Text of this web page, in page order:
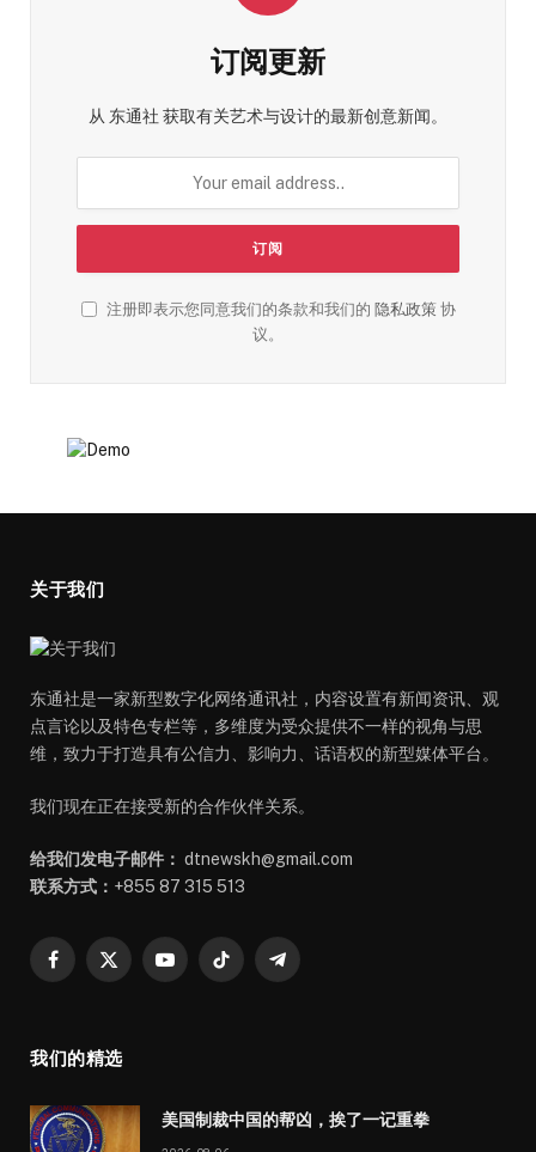
订阅更新
从 东通社 获取有关艺术与设计的最新创意新闻。
注册即表示您同意我们的条款和我们的 隐私政策协
议。
关于我们
东通社是一家新型数字化网络通讯社，内容设置有新闻资讯、观
点言论以及特色专栏等，多维度为受众提供不一样的视角与思
维，致力于打造具有公信力、影响力、话语权的新型媒体平台。
我们现在正在接受新的合作伙伴关系。
给我们发电子邮件： dtnewskh@gmail.com
联系方式： +855 87 315 513
Facebook
X
YouTubeTikTok Telegram
我们的精选
美国制裁中国的帮凶，挨了一记重拳